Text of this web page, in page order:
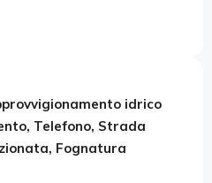
idrico
Telefono, Strada
Fognatura